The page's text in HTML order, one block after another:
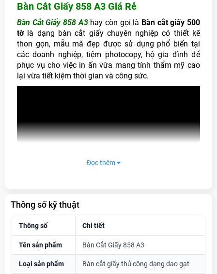
Bàn Cắt Giấy 858 A3 Giá Rẻ
Bàn Cắt Giấy 858 A3hay còn gọi là Bàn cắt giấy 500
tờlà dạng bàn cắt giấy chuyên nghiệp có thiết kế
thon gọn, mẫu mã đẹp được sử dụng phổ biến tại
các doanh nghiệp, tiệm photocopy, hộ gia đình để
phục vụ cho việc in ấn vừa mang tính thẩm mỹ cao
lại vừa tiết kiệm thời gian và công sức.
Đọc thêm
Thông số kỹ thuật
Thông số Chi tiết
Tên sản phẩm Bàn Cắt Giấy 858 A3
Loại sản phẩm Bàn cắt giấy thủ công dạng dao gạt